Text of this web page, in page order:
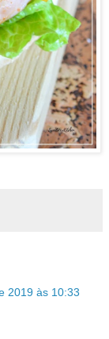
2019 às 10:33